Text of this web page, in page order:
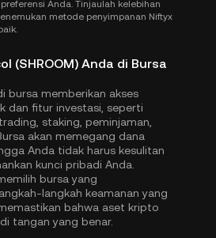
Anda. Tinjaulah kelebihan
metode penyimpanan Niftyx
(SHROOM) Anda di Bursa
bursa memberikan akses
dan fitur investasi, seperti
staking, peminjaman,
akan memegang dana
Anda tidak harus kesulitan
kunci pribadi Anda.
bursa yang
langkah keamanan yang
bahwa aset kripto
tangan yang benar.